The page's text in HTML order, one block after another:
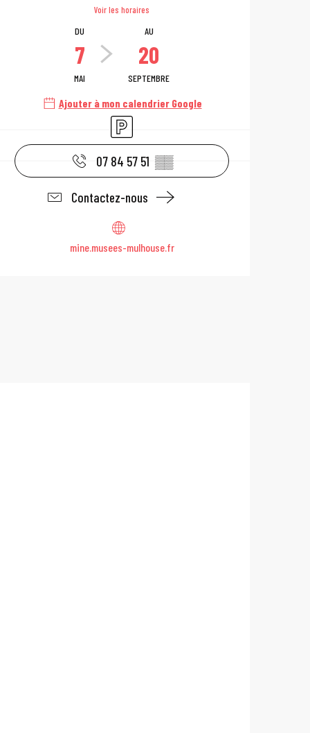
Voir les horaires
DU
7
MAI
AU
20
SEPTEMBRE
Ajouter à mon calendrier Google
Parking
07 84 57 51 ▒▒
Contactez-nous
mine.musees-mulhouse.fr